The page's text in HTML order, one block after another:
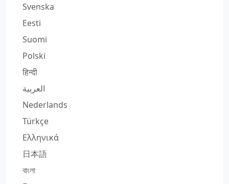
Svenska
Eesti
Suomi
Polski
हिन्दी
العربية
Nederlands
Türkçe
Ελληνικά
日本語
বাংলা